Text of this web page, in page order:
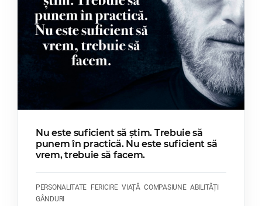
Nu este suficient să știm. Trebuie să
punem în practică. Nu este suficient să
vrem, trebuie să facem.
PERSONALITATE FERICIRE VIAȚĂ COMPASIUNE ABILITĂȚI
GÂNDURI